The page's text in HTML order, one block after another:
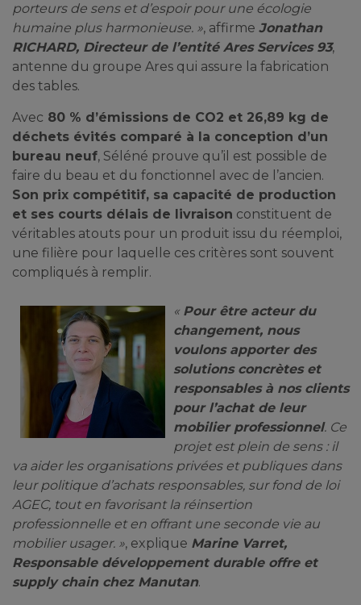
porteurs de sens et d’espoir pour une écologie
humaine plus harmonieuse. », affirme Jonathan
RICHARD, Directeur de l’entité Ares Services 93,
antenne du groupe Ares qui assure la fabrication
des tables.
Avec 80 % d’émissions de CO2 et 26,89 kg de
déchets évités comparé à la conception d’un
bureau neuf, Séléné prouve qu’il est possible de
faire du beau et du fonctionnel avec de l’ancien.
Son prix compétitif, sa capacité de production
et ses courts délais de livraison constituent de
véritables atouts pour un produit issu du réemploi,
une filière pour laquelle ces critères sont souvent
compliqués à remplir.
« Pour être acteur du
changement, nous
voulons apporter des
solutions concrètes et
responsables à nos clients
pour l’achat de leur
mobilier professionnel. Ce
projet est plein de sens : il
va aider les organisations privées et publiques dans
leur politique d’achats responsables, sur fond de loi
AGEC, tout en favorisant la réinsertion
professionnelle et en offrant une seconde vie au
mobilier usager. », explique Marine Varret,
Responsable développement durable offre et
supply chain chez Manutan.